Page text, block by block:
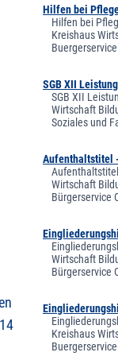
Hilfen bei
Hilfen bei
Kreishaus
SGB XII
SGB XII
Wirtschaft
Soziales und
Aufenthaltstitel
Wirtschaft
Bürgerservice
Wirtschaft
Bürgerservice
Kreishaus